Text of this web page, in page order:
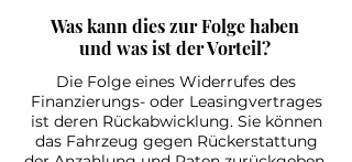
Was kann dies zur Folge haben
und was ist der Vorteil?
Die Folge eines Widerrufes des
Finanzierungs- oder Leasingvertrages
ist deren Rückabwicklung. Sie können
das Fahrzeug gegen Rückerstattung